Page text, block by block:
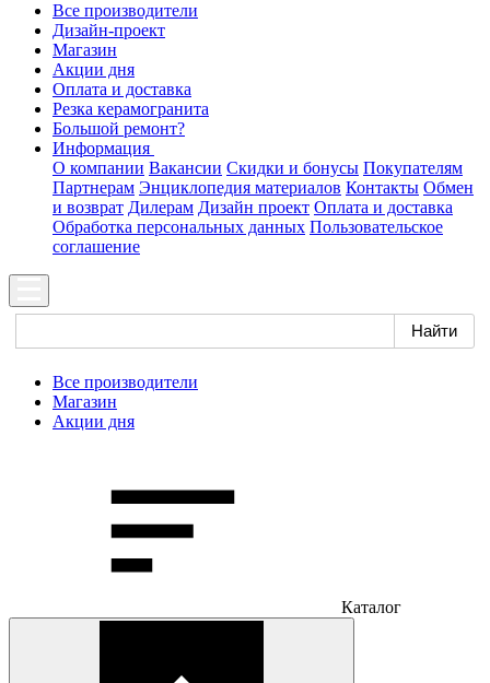
Все производители
Дизайн-проект
Магазин
Акции дня
Оплата и доставка
Резка керамогранита
Большой ремонт?
Информация
О компании Вакансии Скидки и бонусы Покупателям
Партнерам Энциклопедия материалов Контакты Обмен
и возврат Дилерам Дизайн проект Оплата и доставка
Обработка персональных данных Пользовательское
соглашение
Все производители
Магазин
Акции дня
Каталог